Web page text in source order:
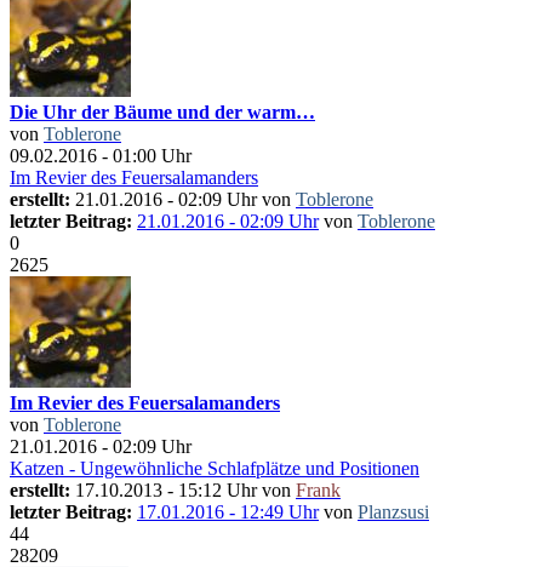
Die Uhr der Bäume und der warm…
von Toblerone
09.02.2016 - 01:00 Uhr
Im Revier des Feuersalamanders
erstellt: 21.01.2016 - 02:09 Uhr von Toblerone
letzter Beitrag: 21.01.2016 - 02:09 Uhrvon Toblerone
0
2625
Im Revier des Feuersalamanders
von Toblerone
21.01.2016 - 02:09 Uhr
Katzen - Ungewöhnliche Schlafplätze und Positionen
erstellt: 17.10.2013 - 15:12 Uhr von Frank
letzter Beitrag: 17.01.2016 - 12:49 Uhrvon Planzsusi
44
28209